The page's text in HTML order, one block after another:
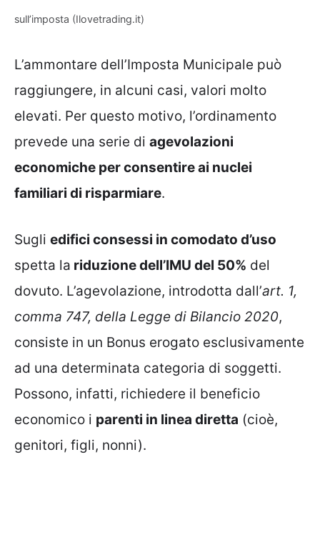
sull’imposta (Ilovetrading.it)
L’ammontare dell’Imposta Municipale può
raggiungere, in alcuni casi, valori molto
elevati. Per questo motivo, l’ordinamento
prevede una serie di agevolazioni
economiche per consentire ai nuclei
familiari di risparmiare.
Sugli edifici consessi in comodato d’uso
spetta la riduzione dell’IMU del 50% del
dovuto. L’agevolazione, introdotta dall’art. 1,
comma 747, della Legge di Bilancio 2020,
consiste in un Bonus erogato esclusivamente
ad una determinata categoria di soggetti.
Possono, infatti, richiedere il beneficio
economico i parenti in linea diretta (cioè,
genitori, figli, nonni).